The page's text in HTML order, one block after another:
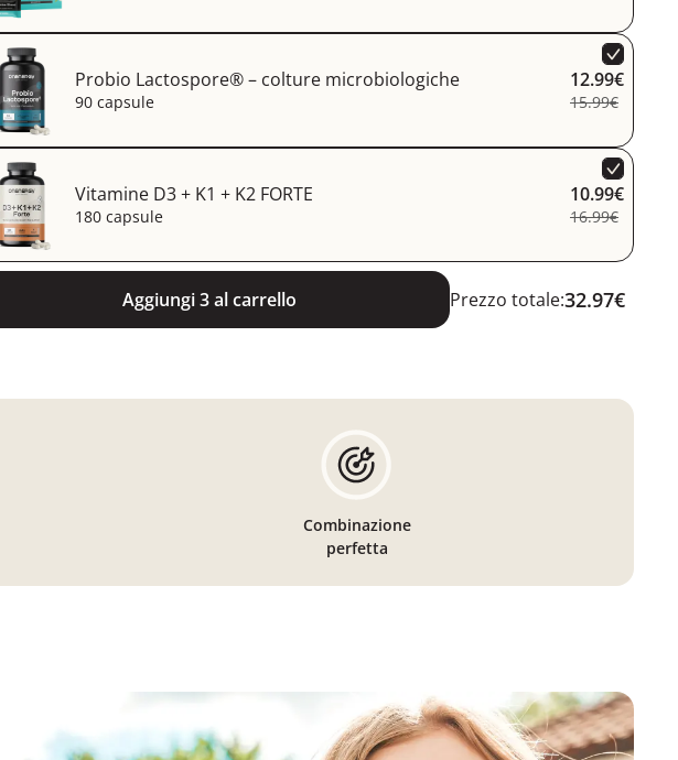
Probio Lactospore® – colture microbiologiche
90 capsule
12.99€
15.99€
Vitamine D3 + K1 + K2 FORTE
180 capsule
10.99€
16.99€
Aggiungi 3 al carrello Prezzo totale:32.97€
Combinazione
perfetta